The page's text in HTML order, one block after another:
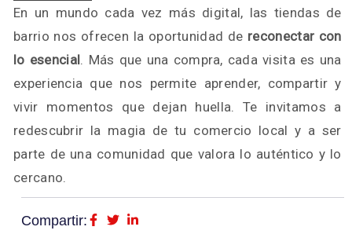
En un mundo cada vez más digital, las tiendas de
barrio nos ofrecen la oportunidad de reconectar con
lo esencial. Más que una compra, cada visita es una
experiencia que nos permite aprender, compartir y
vivir momentos que dejan huella. Te invitamos a
redescubrir la magia de tu comercio local y a ser
parte de una comunidad que valora lo auténtico y lo
cercano.
Compartir: